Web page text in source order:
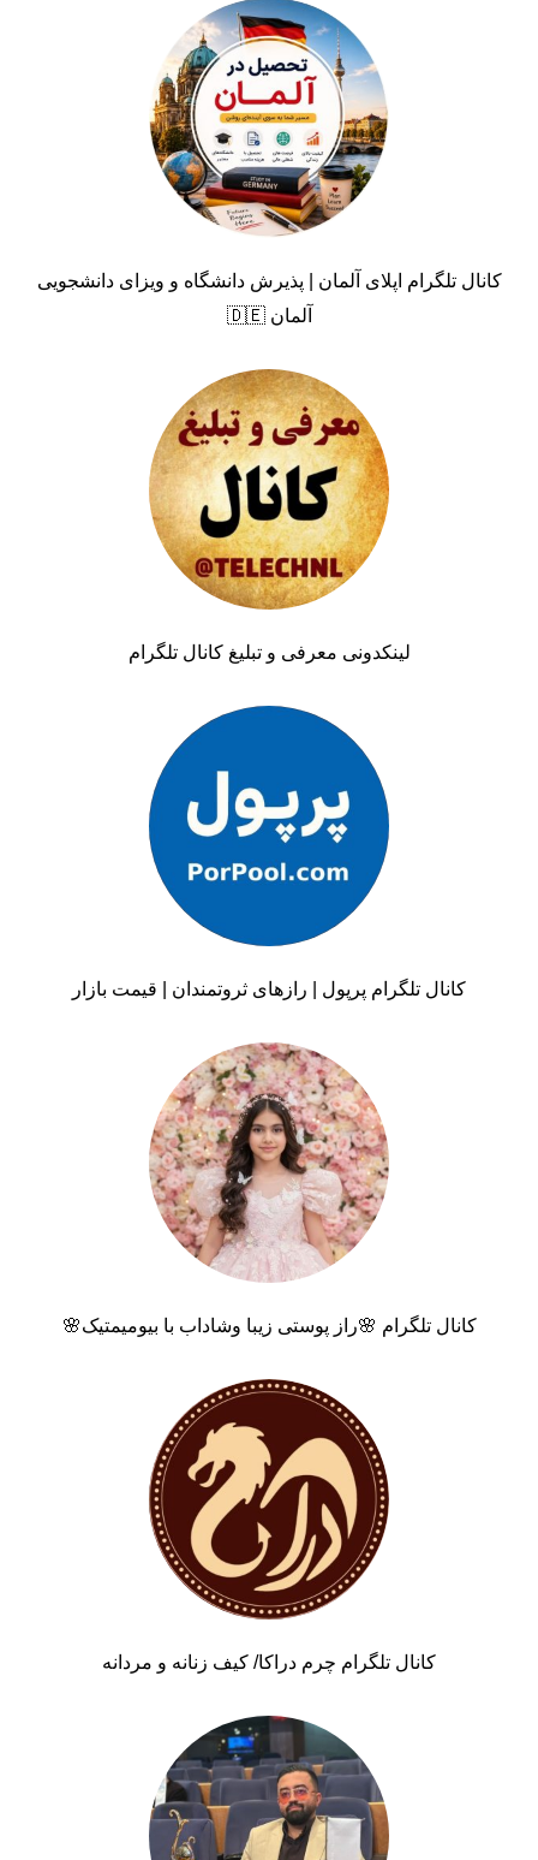
کانال تلگرام اپلای آلمان | پذیرش دانشگاه و ویزای دانشجویی
آلمان 🇩🇪
لینکدونی معرفی و تبلیغ کانال تلگرام
کانال تلگرام پرپول | رازهای ثروتمندان | قیمت بازار
کانال تلگرام 🌸راز پوستی زیبا وشاداب با بیومیمتیک🌸
کانال تلگرام چرم دراکا/ کیف زنانه و مردانه